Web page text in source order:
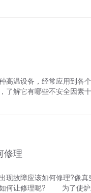
的优质特点之一，在一台
温设备，经常应用到各个
了解它有哪些不安全因
、有毒气体和化工材料
修理
故障应该如何修理?像真
何让修理呢? 为了使炉